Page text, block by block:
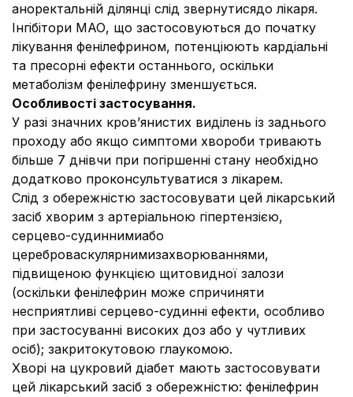
аноректальній ділянці слід звернутисядо лікаря.
Інгібітори МАО, що застосовуються до початку
лікування фенілефрином, потенціюють кардіальні
та пресорні ефекти останнього, оскільки
метаболізм фенілефрину зменшується.
Особливості застосування.
У разі значних кров’янистих виділень із заднього
проходу або якщо симптоми хвороби тривають
більше 7 днівчи при погіршенні стану необхідно
додатково проконсультуватися з лікарем.
Слід з обережністю застосовувати цей лікарський
засіб хворим з артеріальною гіпертензією,
серцево-судиннимиабо
цереброваскулярнимизахворюваннями,
підвищеною функцією щитовидної залози
(оскільки фенілефрин може спричиняти
несприятливі серцево-судинні ефекти, особливо
при застосуванні високих доз або у чутливих
осіб); закритокутовою глаукомою.
Хворі на цукровий діабет мають застосовувати
цей лікарський засіб з обережністю: фенілефрин